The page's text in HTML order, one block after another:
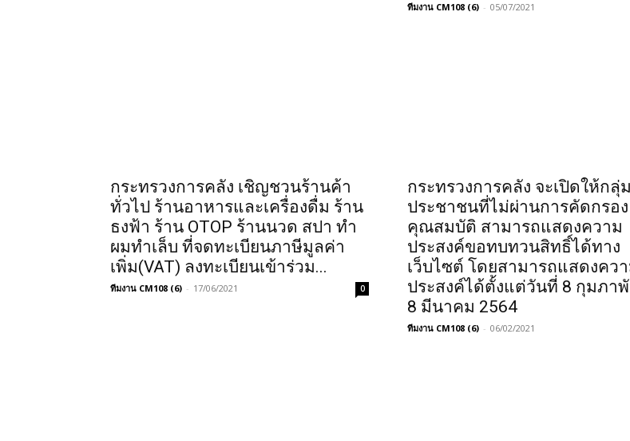
ทีมงาน CM108 (6) - 05/07/2021
กระทรวงการคลัง เชิญชวนร้านค้า
ทั่วไป ร้านอาหารและเครื่องดื่ม ร้าน
ธงฟ้า ร้าน OTOP ร้านนวด สปา ทำ
ผมทำเล็บ ที่จดทะเบียนภาษีมูลค่า
เพิ่ม(VAT) ลงทะเบียนเข้าร่วม...
ทีมงาน CM108 (6) - 17/06/2021 0
กระทรวงการคลัง จะเปิดให้กลุ่ม
ประชาชนที่ไม่ผ่านการคัดกรอง
คุณสมบัติ สามารถแสดงความ
ประสงค์ขอทบทวนสิทธิ์ได้ทาง
เว็บไซต์ โดยสามารถแสดงคว
ประสงค์ได้ตั้งแต่วันที่ 8 กุมภา
8 มีนาคม 2564
ทีมงาน CM108 (6) - 06/02/2021